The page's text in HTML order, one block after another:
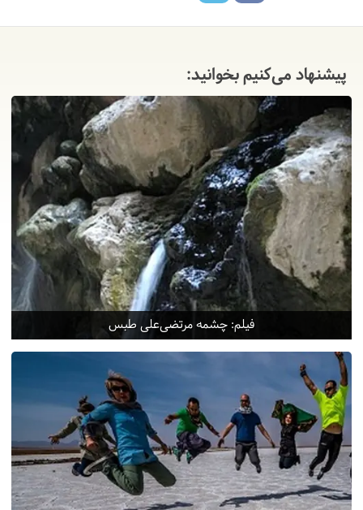
پیشنهاد می‌کنیم بخوانید:
فیلم: چشمه مرتضی‌علی طبس